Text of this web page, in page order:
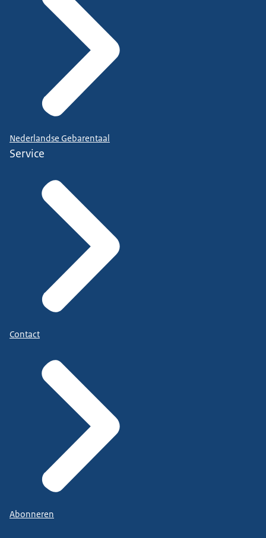
Nederlandse Gebarentaal
Service
Contact
Abonneren